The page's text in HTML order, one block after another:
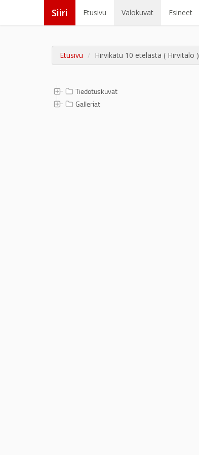
Siiri Etusivu Valokuvat Esineet
Etusivu Hirvikatu 10 etelästä ( Hirvitalo )
Tiedotuskuvat
Galleriat